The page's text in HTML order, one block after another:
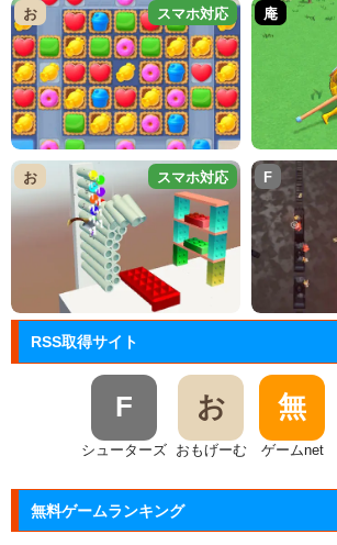
お スマホ対応 庵
お スマホ対応 F
RSS取得サイト
F
シューターズ
お
おもげーむ
無
ゲームnet
無料ゲームランキング